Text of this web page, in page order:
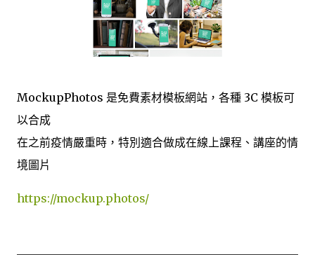
MockupPhotos 是免費素材模板網站，各種 3C 模板可
以合成
在之前疫情嚴重時，特別適合做成在線上課程、講座的情
境圖片
https://mockup.photos/